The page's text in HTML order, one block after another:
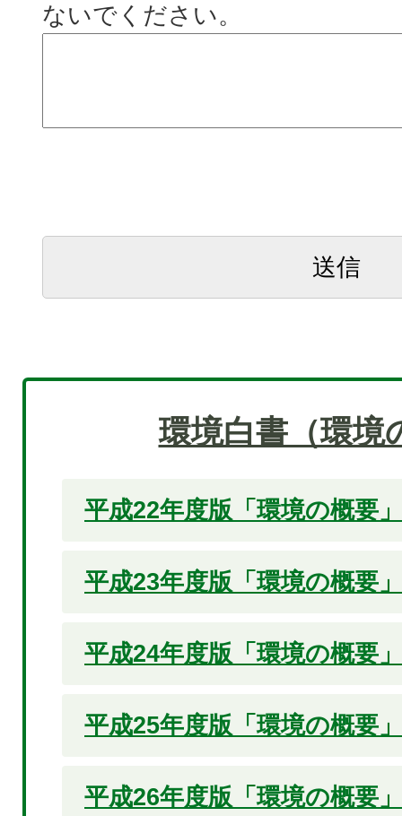
ないでください。
環境白書（環境
平成22年度版「環境の概要」
平成23年度版「環境の概要」
平成24年度版「環境の概要」
平成25年度版「環境の概要」
平成26年度版「環境の概要」